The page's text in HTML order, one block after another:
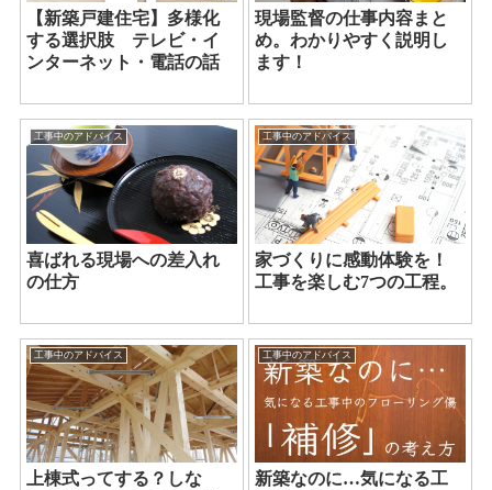
【新築戸建住宅】多様化
する選択肢 テレビ・イ
ンターネット・電話の話
現場監督の仕事内容まと
め。わかりやすく説明し
ます！
工事中のアドバイス
喜ばれる現場への差入れ
の仕方
工事中のアドバイス
家づくりに感動体験を！
工事を楽しむ7つの工程。
工事中のアドバイス
上棟式ってする？しな
工事中のアドバイス
新築なのに…気になる工